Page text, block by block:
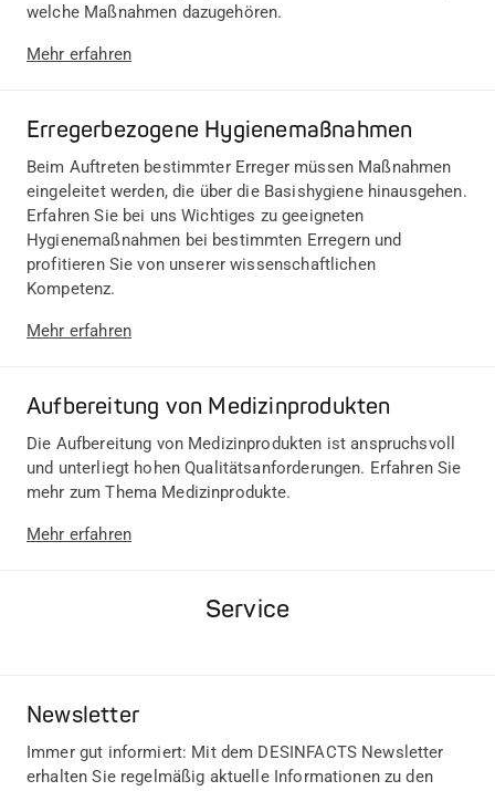
welche Maßnahmen dazugehören.
Mehr erfahren
Erregerbezogene Hygienemaßnahmen
Beim Auftreten bestimmter Erreger müssen Maßnahmen
eingeleitet werden, die über die Basishygiene hinausgehen.
Erfahren Sie bei uns Wichtiges zu geeigneten
Hygienemaßnahmen bei bestimmten Erregern und
profitieren Sie von unserer wissenschaftlichen
Kompetenz.
Mehr erfahren
Aufbereitung von Medizinprodukten
Die Aufbereitung von Medizinprodukten ist anspruchsvoll
und unterliegt hohen Qualitätsanforderungen. Erfahren Sie
mehr zum Thema Medizinprodukte.
Mehr erfahren
Service
Newsletter
Immer gut informiert: Mit dem DESINFACTS Newsletter
erhalten Sie regelmäßig aktuelle Informationen zu den